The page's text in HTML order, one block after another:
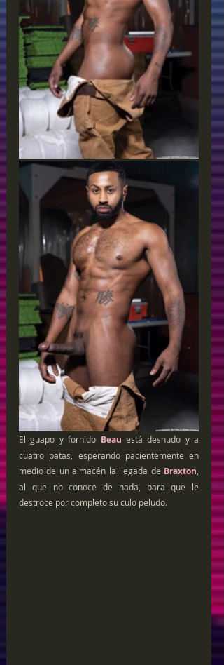
El guapo y fornido Beau está desnudo y a
cuatro patas, esperando pacientemente en
medio de un almacén la llegada de Braxton,
al que no conoce de nada, para que le
destroce por completo su culo peludo.